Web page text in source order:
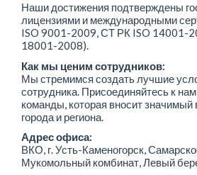
Наши достижения подтверждены
лицензиями и международными
ISO 9001-2009, СТ РК ISO 14001-
18001-2008).
Как мы ценим сотрудников:
Мы стремимся создать лучшие
сотрудника. Присоединяйтесь к
команды, которая вносит значимый
города и региона.
Адрес офиса:
ВКО, г. Усть-Каменогорск,
Мукомольный комбинат, Левый